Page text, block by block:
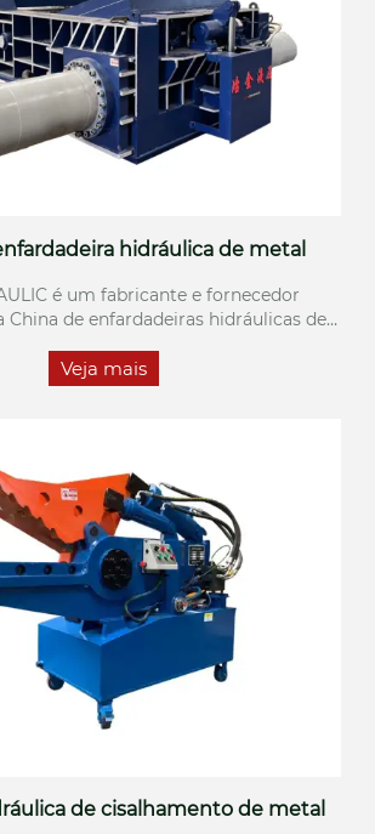
hidráulica de metal
é um fabricante e fornecedor
China de enfardadeiras hidráulicas de
para indústrias globais de reciclagem
de metal.
Veja mais
de cisalhamento de metal